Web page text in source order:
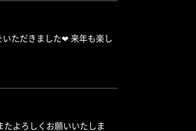
ただきました❤︎ 来年も楽し
よろしくお願いいたしま